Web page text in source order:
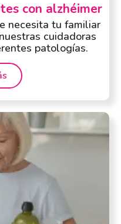
con alzhéimer
necesita tu familiar
cuidadoras
patologías.